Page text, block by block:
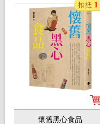
懷舊黑心食品
扣抵 1